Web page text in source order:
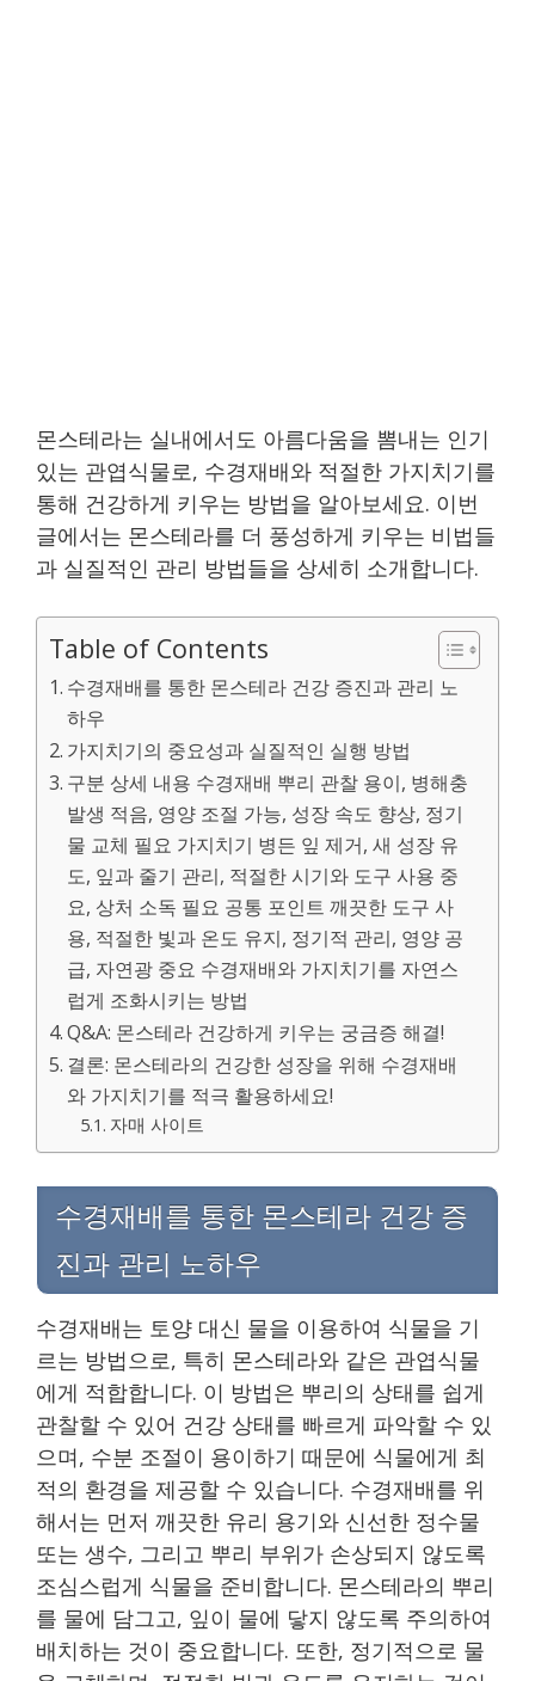
몬스테라는 실내에서도 아름다움을 뽐내는 인기
있는 관엽식물로, 수경재배와 적절한 가지치기를
통해 건강하게 키우는 방법을 알아보세요. 이번
글에서는 몬스테라를 더 풍성하게 키우는 비법들
과 실질적인 관리 방법들을 상세히 소개합니다.
Table of Contents
수경재배를 통한 몬스테라 건강 증진과 관리 노
하우
가지치기의 중요성과 실질적인 실행 방법
구분 상세 내용 수경재배 뿌리 관찰 용이, 병해충
발생 적음, 영양 조절 가능, 성장 속도 향상, 정기
물 교체 필요 가지치기 병든 잎 제거, 새 성장 유
도, 잎과 줄기 관리, 적절한 시기와 도구 사용 중
요, 상처 소독 필요 공통 포인트 깨끗한 도구 사
용, 적절한 빛과 온도 유지, 정기적 관리, 영양 공
급, 자연광 중요 수경재배와 가지치기를 자연스
럽게 조화시키는 방법
Q&A: 몬스테라 건강하게 키우는 궁금증 해결!
결론: 몬스테라의 건강한 성장을 위해 수경재배
와 가지치기를 적극 활용하세요!
자매 사이트
수경재배를 통한 몬스테라 건강 증
진과 관리 노하우
수경재배는 토양 대신 물을 이용하여 식물을 기
르는 방법으로, 특히 몬스테라와 같은 관엽식물
에게 적합합니다. 이 방법은 뿌리의 상태를 쉽게
관찰할 수 있어 건강 상태를 빠르게 파악할 수 있
으며, 수분 조절이 용이하기 때문에 식물에게 최
적의 환경을 제공할 수 있습니다. 수경재배를 위
해서는 먼저 깨끗한 유리 용기와 신선한 정수물
또는 생수, 그리고 뿌리 부위가 손상되지 않도록
조심스럽게 식물을 준비합니다. 몬스테라의 뿌리
를 물에 담그고, 잎이 물에 닿지 않도록 주의하여
배치하는 것이 중요합니다. 또한, 정기적으로 물